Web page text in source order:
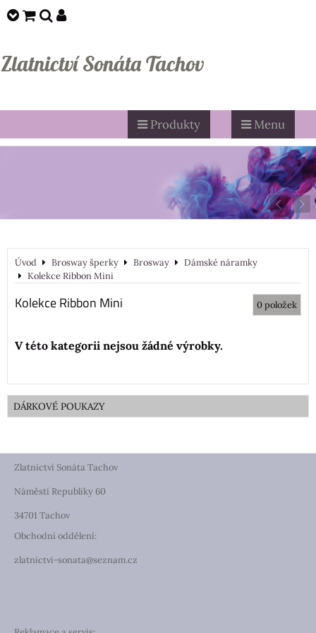
Zlatnictví Sonáta Tachov
Produkty Menu
Úvod Brosway šperky Brosway
Dámské náramky
Kolekce Ribbon Mini
Kolekce Ribbon Mini 0položek
DÁRKOVÉ POUKAZY
Zlatnictví Sonáta Tachov
Náměstí Republiky 60
34701 Tachov
Obchodní oddělení:
zlatnictvi-sonata@seznam.cz